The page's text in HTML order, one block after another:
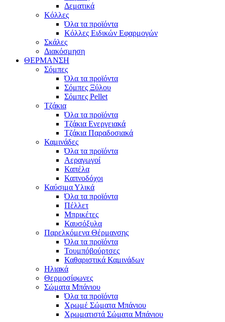
Δεματικά
Κόλλες
Όλα τα προϊόντα
Κόλλες Ειδικών Εφαρμογών
Σκάλες
Διακόσμηση
ΘΕΡΜΑΝΣΗ
Σόμπες
Όλα τα προϊόντα
Σόμπες Ξύλου
Σόμπες Pellet
Τζάκια
Όλα τα προϊόντα
Τζάκια Ενεργειακά
Τζάκια Παραδοσιακά
Καμινάδες
Όλα τα προϊόντα
Αεραγωγοί
Καπέλα
Καπνοδόχοι
Καύσιμα Υλικά
Όλα τα προϊόντα
Πέλλετ
Μπρικέτες
Καυσόξυλα
Παρελκόμενα Θέρμανσης
Όλα τα προϊόντα
Τουμπόβούρτσες
Καθαριστικά Καμινάδων
Ηλιακά
Θερμοσίφωνες
Σώματα Μπάνιου
Όλα τα προϊόντα
Χρωμέ Σώματα Μπάνιου
Χρωματιστά Σώματα Μπάνιου